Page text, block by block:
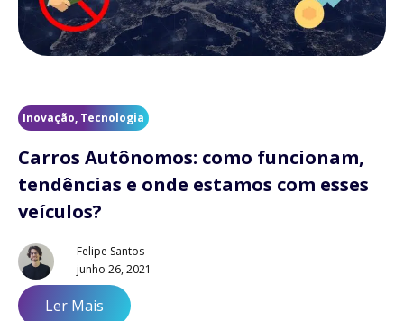
Inovação, Tecnologia
Carros Autônomos: como funcionam,
tendências e onde estamos com esses
veículos?
Felipe Santos
junho 26, 2021
Ler Mais